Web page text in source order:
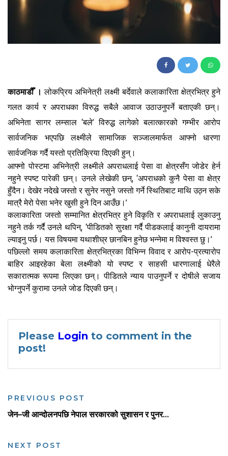
काठमाडौँ । लोकप्रिय अभिनेत्री लक्ष्मी बर्देवाले कलाकारिता क्षेत्रभित्र हुने
गलत कार्य र अपराधका विरुद्ध सबैले आवाज उठाउनुपर्ने बताएकी छन्।
अभिनेता सागर लम्साल ‘बले’ विरुद्ध लागेको बलात्कारको गम्भीर आरोप
सार्वजनिक भएपछि लक्ष्मीले सामाजिक सञ्जालमार्फत आफ्नो धारणा
सार्वजनिक गर्दै यस्तो प्रतिक्रिया दिएकी हुन्।
आफ्नो पोस्टमा अभिनेत्री लक्ष्मीले अपराधलाई पेसा वा क्षेत्रसँग जोडेर हेर्न
नहुने स्पष्ट पारेकी छन्। उनले लेखेकी छन्, ‘अपराधको कुनै पेसा वा क्षेत्र
हुँदैन। देखेर नदेखे जस्तो र सुनेर नसुने जस्तो गर्ने स्थितिबाट माथि उठ्न सके
मात्रै मेरो पेसा भनेर खुसी हुने दिन आउँछ।’
कलाकारिता जस्तो सम्मानित क्षेत्रभित्र हुने विकृति र अपराधलाई लुकाउनु
नहुने तर्क गर्दै उनले थपिन्, ‘पीडितको सुरक्षा गर्दै पीडकलाई कानुनी दायरामा
ल्याइनु पर्छ। यस विषयमा यथाशीघ्र छानबिन हुनेछ भन्नेमा म विश्वस्त छु।’
पछिल्लो समय कलाकारिता क्षेत्रभित्रका विभिन्न विवाद र आरोप-प्रत्यारोप
बाहिर आइरहेका बेला लक्ष्मीको यो स्पष्ट र साहसी धारणालाई धेरैले
सकारात्मक रूपमा लिएका छन्। पीडितले न्याय पाउनुपर्ने र दोषीले सजाय
भोग्नुपर्ने कुरामा उनले जोड दिएकी छन्।
Please Login to comment in the
post!
PREVIOUS POST
जेन–जी आन्दोलनपछि नेपाल सरकारको सुशासन र पुनर...
NEXT POST